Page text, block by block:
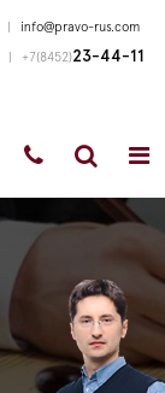
info@pravo-rus.com
+7(8452)23-44-11